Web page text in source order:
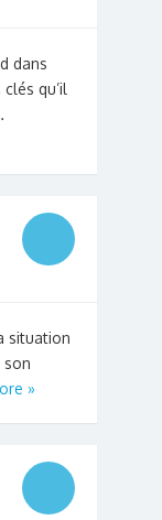
dans
qu’il
situation
son
»